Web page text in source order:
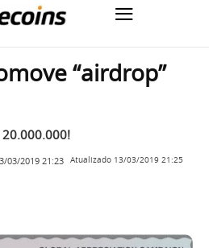
“airdrop”
03/2019 21:23 Atualizado 13/03/2019 21:25